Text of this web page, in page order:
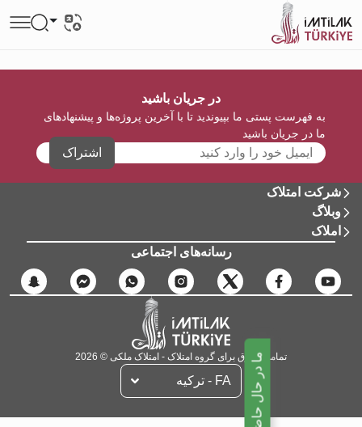
در جریان باشید
به فهرست پستی ما بپیوندید تا با آخرین پروژه‌ها و پیشنهادهای
ما در جریان باشید
اشتراک
شرکت امتلاک
وبلاگ
املاک
رسانه‌های اجتماعی
تمامی حقوق برای گروه امتلاک - امتلاک ملکی © 2026
FA - تركيه